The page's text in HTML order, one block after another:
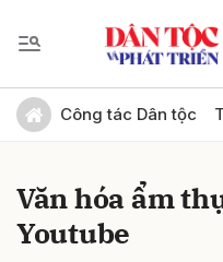
Công tác Dân tộc
Văn hóa ẩm
Youtube
Gửi bình luận